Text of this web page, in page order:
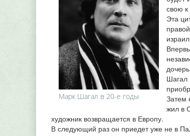
Марк Шагал в 20-е годы
свою к
Эта
Шагал
Затем
жил в
художник возвращается в Европу.
В следующий раз он приедет уже не в